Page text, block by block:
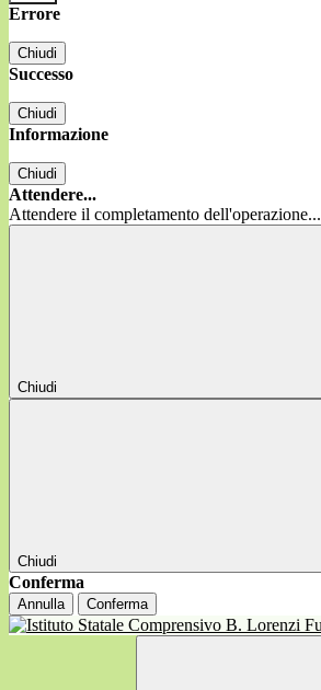
Errore
Chiudi
Successo
Chiudi
Informazione
Chiudi
Attendere...
Attendere il completamento dell'operazione...
Chiudi
Chiudi
Conferma
Annulla Conferma